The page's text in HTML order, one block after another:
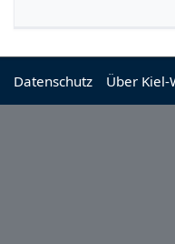
Datenschutz Über Kiel-